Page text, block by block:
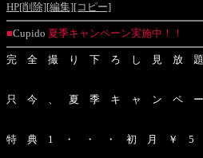
HP[削除][編集][コピー]
■Cupido 夏季キャンペーン実施中！！
完 全 撮 り 下 ろ し 見 放
只 今 、 夏 季 キ ャ ン ペ
特 典 1 ・ ・ ・ 初 月 ￥ 5